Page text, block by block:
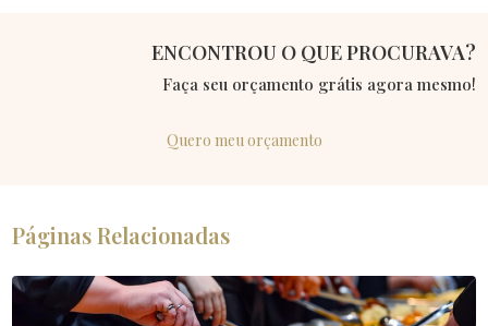
ENCONTROU O QUE PROCURAVA?
Faça seu orçamento grátis agora mesmo!
Quero meu orçamento
Páginas Relacionadas